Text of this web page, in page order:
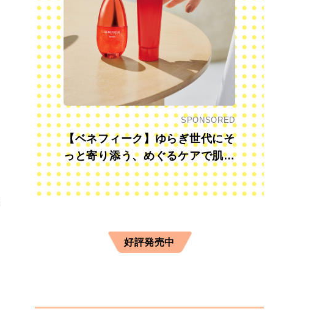
SPONSORED
【ベネフィーク】ゆらぎ世代にそ
っと寄り添う、めぐるケアで肌も
心も前向きに
好評発売中